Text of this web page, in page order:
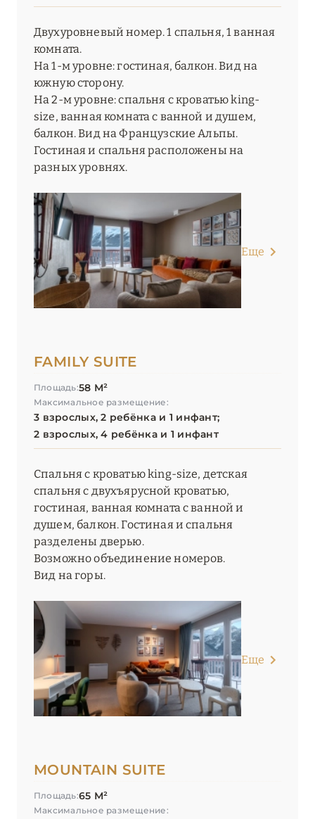
Двухуровневый номер. 1 спальня, 1 ванная
комната.
На 1-м уровне: гостиная, балкон. Вид на
южную сторону.
На 2-м уровне: спальня с кроватью king-
size, ванная комната с ванной и душем,
балкон. Вид на Французские Альпы.
Гостиная и спальня расположены на
разных уровнях.
Еще
FAMILY SUITE
Площадь:58 М²
Максимальное размещение:
3 взрослых, 2 ребёнка и 1 инфант;
2 взрослых, 4 ребёнка и 1 инфант
Спальня с кроватью king-size, детская
спальня с двухъярусной кроватью,
гостиная, ванная комната с ванной и
душем, балкон. Гостиная и спальня
разделены дверью.
Возможно объединение номеров.
Вид на горы.
Еще
MOUNTAIN SUITE
Площадь:65 М²
Максимальное размещение: